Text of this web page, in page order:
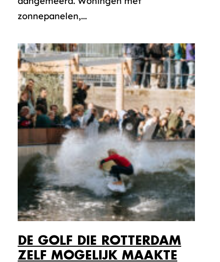
zonnepanelen,...
DE GOLF DIE ROTTERDAM
ZELF MOGELIJK MAAKTE